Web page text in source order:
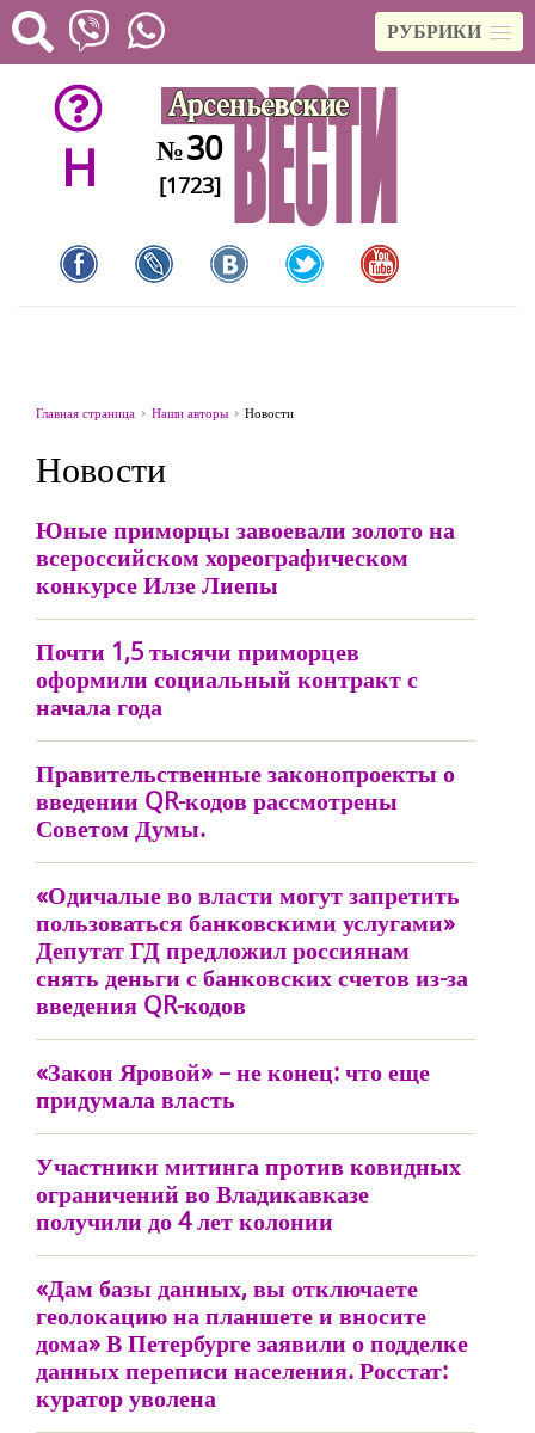
РУБРИКИ
H №30
[1723]
Главная страница Наши авторы Новости
Новости
Юные приморцы завоевали золото на
всероссийском хореографическом
конкурсе Илзе Лиепы
Почти 1,5 тысячи приморцев
оформили социальный контракт с
начала года
Правительственные законопроекты о
введении QR-кодов рассмотрены
Советом Думы.
«Одичалые во власти могут запретить
пользоваться банковскими услугами»
Депутат ГД предложил россиянам
снять деньги с банковских счетов из-за
введения QR-кодов
«Закон Яровой» – не конец: что еще
придумала власть
Участники митинга против ковидных
ограничений во Владикавказе
получили до 4 лет колонии
«Дам базы данных, вы отключаете
геолокацию на планшете и вносите
дома» В Петербурге заявили о подделке
данных переписи населения. Росстат:
куратор уволена